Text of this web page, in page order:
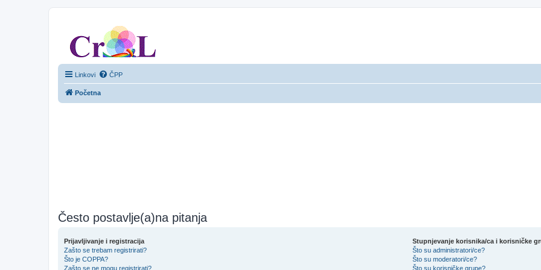
Linkovi ČPP
Početna
Često postavlje(a)na pitanja
Prijavljivanje i registracija
Zašto se trebam registrirati?
Što je COPPA?
Zašto se ne mogu registrirati?
Stupnjevanje korisnika/ca i korisničke
Što su administratori/ce?
Što su moderatori/ce?
Što su korisničke grupe?